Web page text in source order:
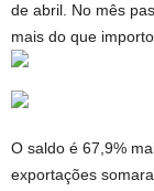
de abril. No mês
mais do que
O saldo é 67,9%
exportações